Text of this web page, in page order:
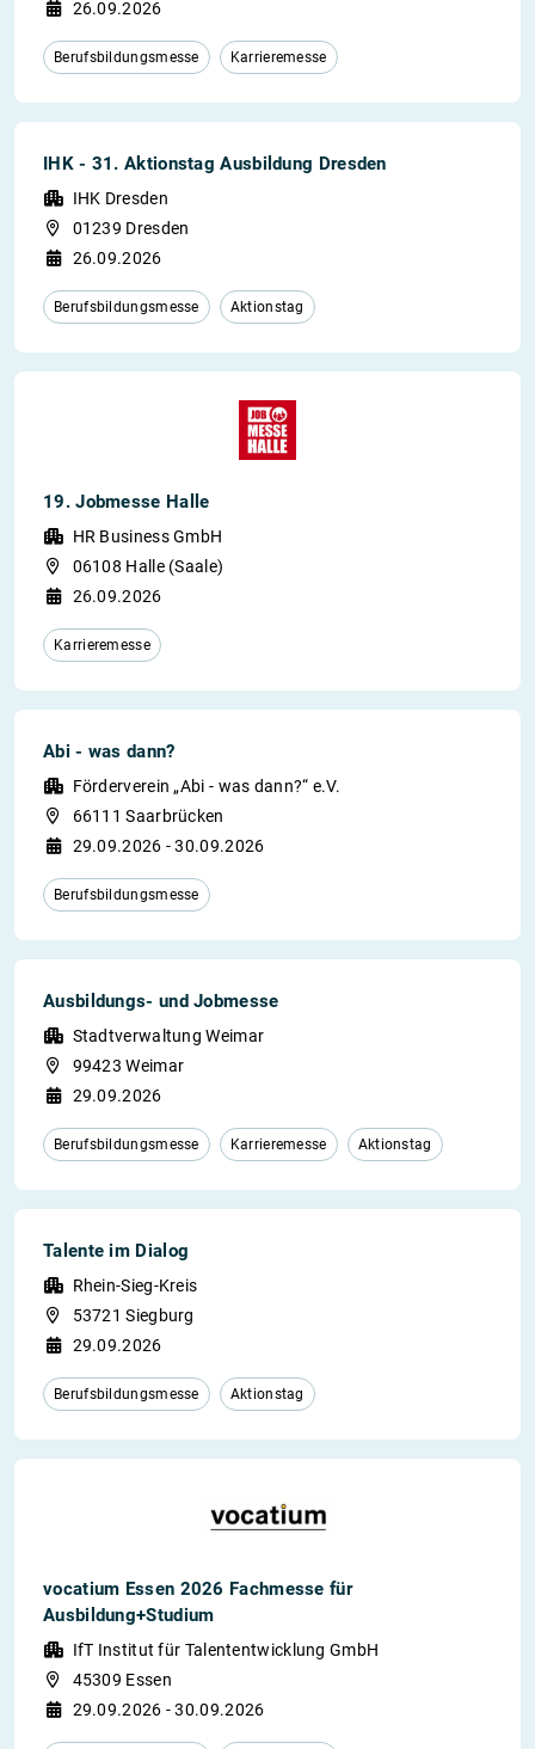
26.09.2026
Berufsbildungsmesse Karrieremesse
IHK - 31. Aktionstag Ausbildung Dresden
IHK Dresden
01239 Dresden
26.09.2026
Berufsbildungsmesse Aktionstag
19. Jobmesse Halle
HR Business GmbH
06108 Halle (Saale)
26.09.2026
Karrieremesse
Abi - was dann?
Förderverein „Abi - was dann?“ e.V.
66111 Saarbrücken
29.09.2026 - 30.09.2026
Berufsbildungsmesse
Ausbildungs- und Jobmesse
Stadtverwaltung Weimar
99423 Weimar
29.09.2026
Berufsbildungsmesse Karrieremesse Aktionstag
Talente im Dialog
Rhein-Sieg-Kreis
53721 Siegburg
29.09.2026
Berufsbildungsmesse Aktionstag
vocatium Essen 2026 Fachmesse für
Ausbildung+Studium
IfT Institut für Talententwicklung GmbH
45309 Essen
29.09.2026 - 30.09.2026